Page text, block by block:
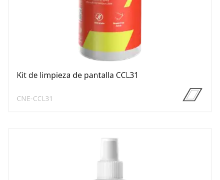
Kit de limpieza de pantalla CCL31
CNE-CCL31